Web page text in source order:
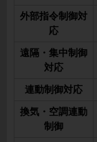
外部指令制御対
応
遠隔・集中制御
対応
連動制御対応
換気・空調連動
制御